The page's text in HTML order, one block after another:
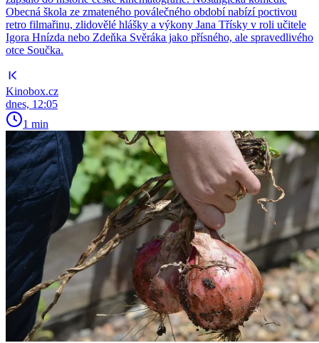
Obecná škola ze zmateného poválečného období nabízí poctivou
retro filmařinu, zlidovělé hlášky a výkony Jana Třísky v roli učitele
Igora Hnízda nebo Zdeňka Svěráka jako přísného, ale spravedlivého
otce Součka.
Kinobox.cz
dnes, 12:05
1 min